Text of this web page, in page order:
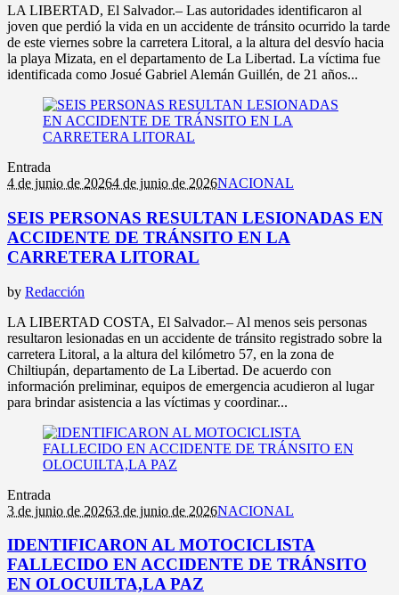
LA LIBERTAD, El Salvador.– Las autoridades identificaron al
joven que perdió la vida en un accidente de tránsito ocurrido la tarde
de este viernes sobre la carretera Litoral, a la altura del desvío hacia
la playa Mizata, en el departamento de La Libertad. La víctima fue
identificada como Josué Gabriel Alemán Guillén, de 21 años...
Entrada
4 de junio de 20264 de junio de 2026NACIONAL
SEIS PERSONAS RESULTAN LESIONADAS EN
ACCIDENTE DE TRÁNSITO EN LA
CARRETERA LITORAL
by Redacción
LA LIBERTAD COSTA, El Salvador.– Al menos seis personas
resultaron lesionadas en un accidente de tránsito registrado sobre la
carretera Litoral, a la altura del kilómetro 57, en la zona de
Chiltiupán, departamento de La Libertad. De acuerdo con
información preliminar, equipos de emergencia acudieron al lugar
para brindar asistencia a las víctimas y coordinar...
Entrada
3 de junio de 20263 de junio de 2026NACIONAL
IDENTIFICARON AL MOTOCICLISTA
FALLECIDO EN ACCIDENTE DE TRÁNSITO
EN OLOCUILTA,LA PAZ